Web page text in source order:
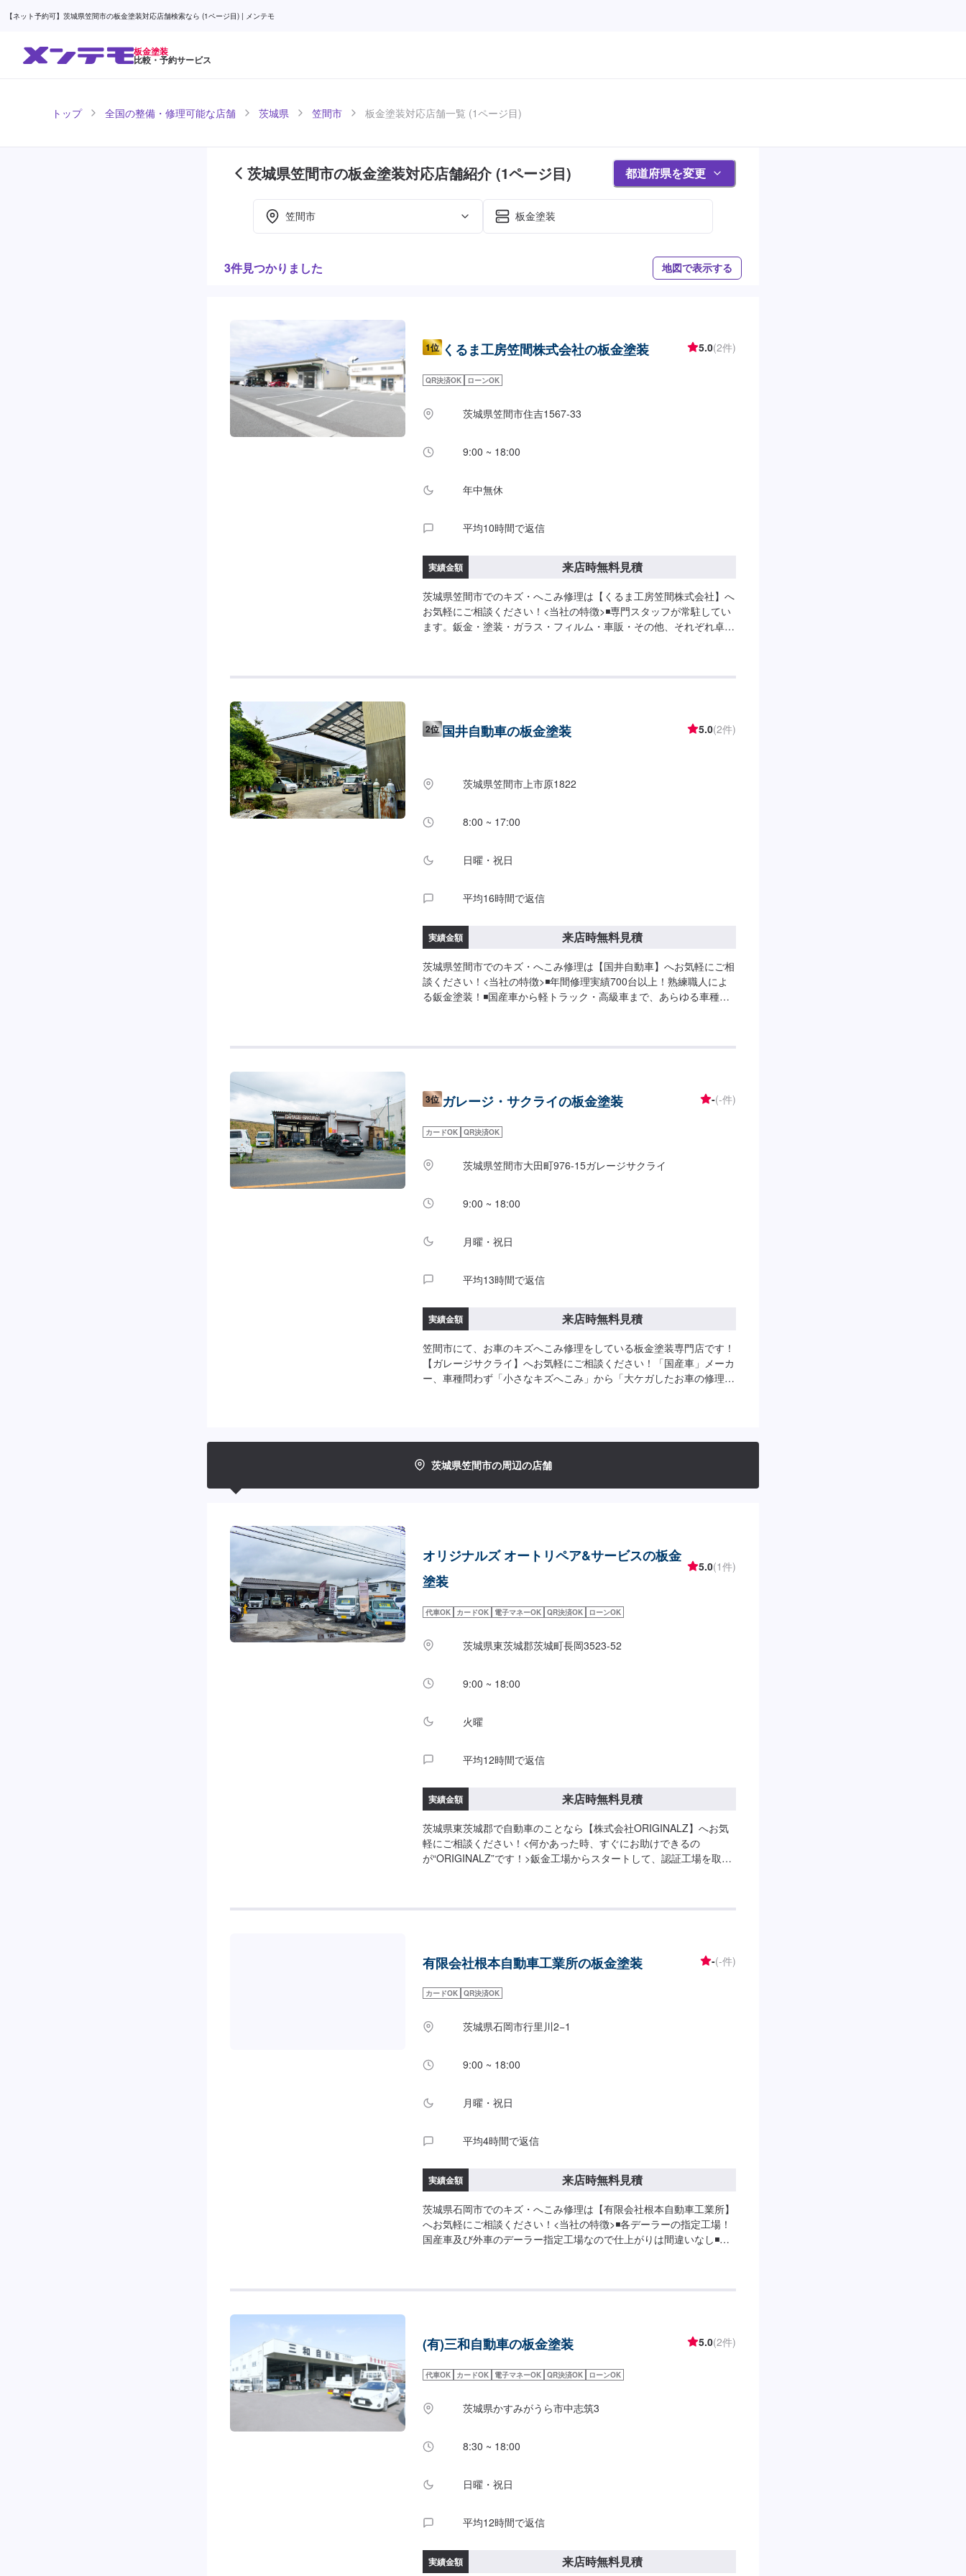
【ネット予約可】茨城県笠間市の板金塗装対応店舗検索なら (1ページ目) | メンテモ
板金塗装
比較・予約サービス
トップ 全国の整備・修理可能な店舗 茨城県 笠間市 板金塗装対応店舗一覧 (1ページ目)
茨城県笠間市の板金塗装対応店舗紹介 (1ページ目) 都道府県を変更
笠間市 板金塗装
3件見つかりました 地図で表示する
1位 くるま工房笠間株式会社の板金塗装 5.0(2件)
QR決済OK ローンOK
茨城県笠間市住吉1567-33
9:00 ~ 18:00
年中無休
平均10時間で返信
実績金額 来店時無料見積
茨城県笠間市でのキズ・へこみ修理は【くるま工房笠間株式会社】へ
お気軽にご相談ください！<当社の特徴>◾専門スタッフが常駐してい
ます。鈑金・塗装・ガラス・フィルム・車販・その他、それぞれ卓越
お安く済ませたい…★お時間があまり取れない…などのご相談もお気
車について-----代車をご用意しています。お車の作業中は代車をご利
用ください。※代車の燃料代はお客様にご負担いただいております。-
ださい。駐車スペースは事務所前の空いているスペースに駐車してく
さい。ご案内いたします。【定休日・営業時間】定休日：年中無休
（大型連休のみ休み）営業時間：9:00~18:00
2位 国井自動車の板金塗装 5.0(2件)
茨城県笠間市上市原1822
8:00 ~ 17:00
日曜・祝日
平均16時間で返信
実績金額 来店時無料見積
茨城県笠間市でのキズ・へこみ修理は【国井自動車】へお気軽にご相
談ください！<当社の特徴>◾年間修理実績700台以上！熟練職人によ
る鈑金塗装！◾国産車から軽トラック・高級車まで、あらゆる車種に
い。駐車スペースは事務所前の空いているスペースに駐車してくださ
い。ご案内いたします。【定休日・営業時間】定休日：第２、４土曜
3位 ガレージ・サクライの板金塗装 -(-件)
カードOK QR決済OK
茨城県笠間市大田町976‐15ガレージサクライ
9:00 ~ 18:00
月曜・祝日
平均13時間で返信
実績金額 来店時無料見積
笠間市にて、お車のキズへこみ修理をしている板金塗装専門店です！
【ガレージサクライ】へお気軽にご相談ください！「国産車」メーカ
ー、車種問わず「小さなキズへこみ」から「大ケガしたお車の修理」
車-----納期について-----納期は要相談となります。納期は前後する場
日・ＧＷ・お盆・年末年始営業時間：9:00~18:00
茨城県笠間市の周辺の店舗
オリジナルズ オートリペア&サービスの板金
塗装
5.0(1件)
代車OK カードOK 電子マネーOK QR決済OK ローンOK
茨城県東茨城郡茨城町長岡3523-52
9:00 ~ 18:00
火曜
平均12時間で返信
実績金額 来店時無料見積
茨城県東茨城郡で自動車のことなら【株式会社ORIGINALZ】へお気
軽にご相談ください！<何かあった時、すぐにお助けできるの
が“ORIGINALZ”です！>鈑金工場からスタートして、認証工場を取
ムなどにも力を入れ、工場での一貫作業として今までのノウハウを生
客様に何かあった時にすぐに駆け付け、相談に乗り、対応から解決ま
が可能ですので、「車の身近な相談役」として、お困りの際はお気軽
車-----納期について-----納期は要相談となります。納期は前後する場
ご用意しています。お車の作業中は代車をご利用ください。※代車の
話いただけますよう願います。ご来店時にはお客様用駐車場にお停め
ださい。ご案内いたします。【定休日・営業時間】定休日：火曜日、
第二第四月曜日営業時間：9:00~18:00
有限会社根本自動車工業所の板金塗装 -(-件)
カードOK QR決済OK
茨城県石岡市行里川2−1
9:00 ~ 18:00
月曜・祝日
平均4時間で返信
実績金額 来店時無料見積
茨城県石岡市でのキズ・へこみ修理は【有限会社根本自動車工業所】
へお気軽にご相談ください！<当社の特徴>◾各デーラーの指定工場！
国産車及び外車のデーラー指定工場なので仕上がりは間違いなし◾損
お問い合わせ【2】お見積り【3】お見積りにご納得いただければ作業
ます。お車の作業中は代車をご利用ください。※代車の燃料代はお客
入庫の際はお気をつけてお越しください。駐車スペースは事務所前の
日・営業時間】定休日：月曜日、祝日営業時間：9:00~18:00
(有)三和自動車の板金塗装 5.0(2件)
代車OK カードOK 電子マネーOK QR決済OK ローンOK
茨城県かすみがうら市中志筑3
8:30 ~ 18:00
日曜・祝日
平均12時間で返信
実績金額 来店時無料見積